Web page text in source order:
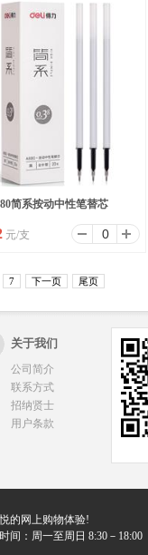
简系按动中性笔替芯
黑)(支)
元/支
7 下一页 尾页
关于我们
公司简介
联系方式
招纳贤士
用户条款
的网上购物体验!
间：周一至周日 8:30－18:00